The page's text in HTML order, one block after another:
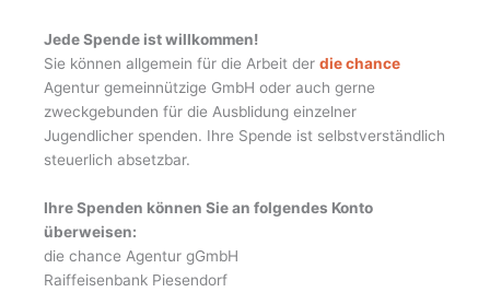
Jede Spende ist willkommen!
Sie können allgemein für die Arbeit der die chance
Agentur gemeinnützige GmbH oder auch gerne
zweckgebunden für die Ausblidung einzelner
Jugendlicher spenden. Ihre Spende ist selbstverständlich
steuerlich absetzbar.
Ihre Spenden können Sie an folgendes Konto
überweisen:
die chance Agentur gGmbH
Raiffeisenbank Piesendorf